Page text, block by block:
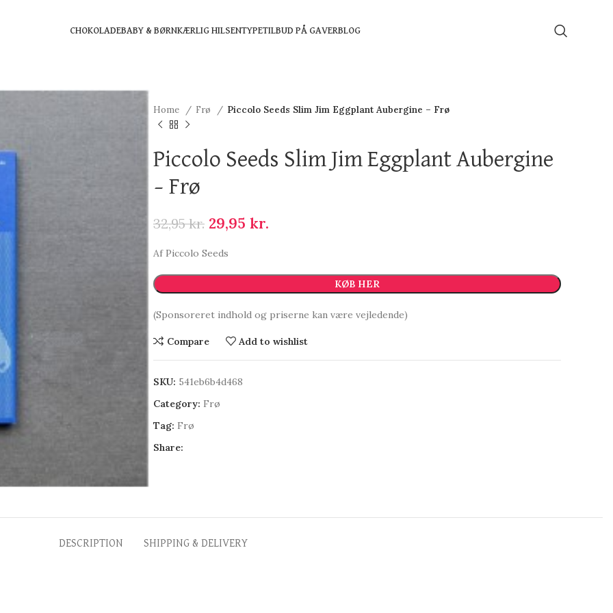
CHOKOLADEBABY & BØRNKÆRLIG HILSENTYPETILBUD PÅ GAVERBLOG
Home Frø Piccolo Seeds Slim Jim Eggplant Aubergine – Frø
Piccolo Seeds Slim Jim Eggplant Aubergine
– Frø
32,95kr. 29,95 kr.
Af Piccolo Seeds
KØB HER
(Sponsoreret indhold og priserne kan være vejledende)
Compare Add to wishlist
SKU: 541eb6b4d468
Category: Frø
Tag: Frø
Share:
DESCRIPTION SHIPPING & DELIVERY